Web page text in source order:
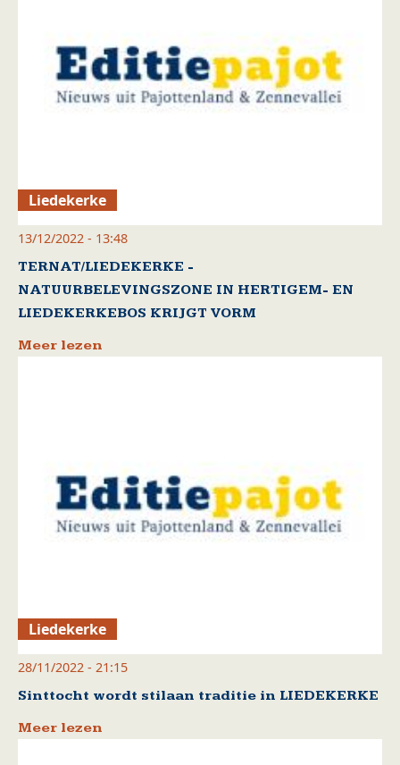
Liedekerke
13/12/2022 - 13:48
TERNAT/LIEDEKERKE -
NATUURBELEVINGSZONE IN HERTIGEM- EN
LIEDEKERKEBOS KRIJGT VORM
Meer lezen
Liedekerke
28/11/2022 - 21:15
Sinttocht wordt stilaan traditie in LIEDEKERKE
Meer lezen